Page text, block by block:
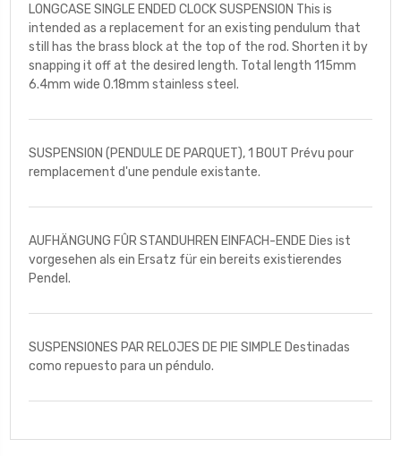
LONGCASE SINGLE ENDED CLOCK SUSPENSION This is
intended as a replacement for an existing pendulum that
still has the brass block at the top of the rod. Shorten it by
snapping it off at the desired length. Total length 115mm
6.4mm wide 0.18mm stainless steel.
SUSPENSION (PENDULE DE PARQUET), 1 BOUT Prévu pour
remplacement d'une pendule existante.
AUFHÄNGUNG FÛR STANDUHREN EINFACH-ENDE Dies ist
vorgesehen als ein Ersatz für ein bereits existierendes
Pendel.
SUSPENSIONES PAR RELOJES DE PIE SIMPLE Destinadas
como repuesto para un péndulo.